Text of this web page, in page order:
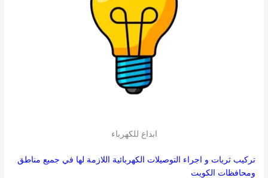
ابداع للكهرباء
تركيب ثريات و اجراء التوصيلات الكهربائية اللازمة لها في جميع مناطق
ومحافظات الكويت